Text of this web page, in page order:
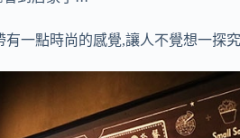
一點時尚的感覺,讓人不覺想一探